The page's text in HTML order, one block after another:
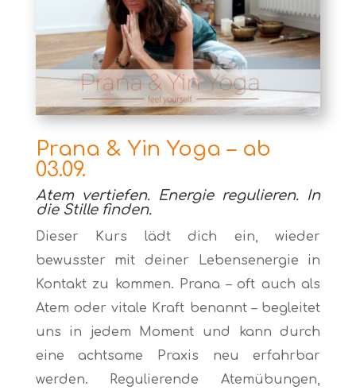
Prana & Yin Yoga – ab
03.09.
Atem vertiefen. Energie regulieren. In
die Stille finden.
Dieser Kurs lädt dich ein, wieder
bewusster mit deiner Lebensenergie in
Kontakt zu kommen. Prana – oft auch als
Atem oder vitale Kraft benannt – begleitet
uns in jedem Moment und kann durch
eine achtsame Praxis neu erfahrbar
werden. Regulierende Atemübungen,